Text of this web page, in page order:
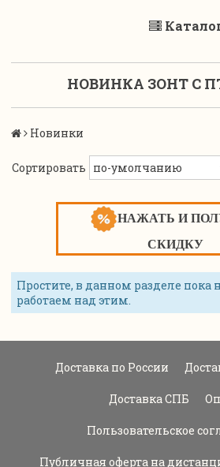
НОВИНКА ЗОНТ С
Новинки
Сортировать
НАЖАТЬ И
СКИДКУ
Простите, в данном разделе пока
работаем над этим.
Доставка по России
Доставка СПБ
Пользовательское
Публичная оферта на